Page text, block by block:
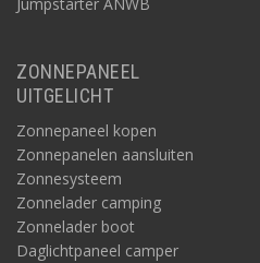
ZONNEPANEEL
UITGELICHT
Zonnepaneel kopen
Zonnepanelen aansluiten
Zonnesysteem
Zonnelader camping
Zonnelader boot
Daglichtpaneel camper